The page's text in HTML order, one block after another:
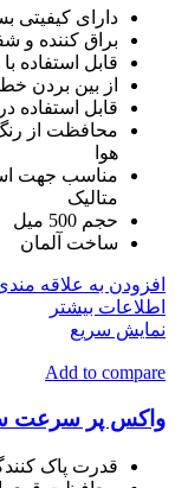
دارای کیفیتی
براق کننده و
قابل استفاده
از بین بردن
قابل استفاده
محافظت از
هوا
مناسب جهت
متالیک
حجم 500 میل
ساخت آلمان
افزودن به علاقه
اطلاعات بیشتر
نمایش سریع
Add to compare
واکس پر سرعت
قدرت پاک